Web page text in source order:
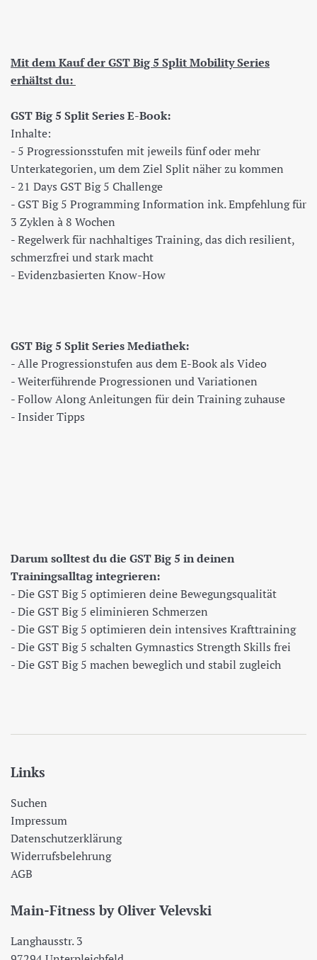
Mit dem Kauf der GST Big 5 Split Mobility Series
erhältst du:
GST Big 5 Split Series E-Book:
Inhalte:
- 5 Progressionsstufen mit jeweils fünf oder mehr
Unterkategorien, um dem Ziel Split näher zu kommen
- 21 Days GST Big 5 Challenge
- GST Big 5 Programming Information ink. Empfehlung für
3 Zyklen à 8 Wochen
- Regelwerk für nachhaltiges Training, das dich resilient,
schmerzfrei und stark macht
- Evidenzbasierten Know-How
GST Big 5 Split Series Mediathek:
- Alle Progressionstufen aus dem E-Book als Video
- Weiterführende Progressionen und Variationen
- Follow Along Anleitungen für dein Training zuhause
- Insider Tipps
Darum solltest du die GST Big 5 in deinen
Trainingsalltag integrieren:
- Die GST Big 5 optimieren deine Bewegungsqualität
- Die GST Big 5 eliminieren Schmerzen
- Die GST Big 5 optimieren dein intensives Krafttraining
- Die GST Big 5 schalten Gymnastics Strength Skills frei
- Die GST Big 5 machen beweglich und stabil zugleich
Links
Suchen
Impressum
Datenschutzerklärung
Widerrufsbelehrung
AGB
Main-Fitness by Oliver Velevski
Langhausstr. 3